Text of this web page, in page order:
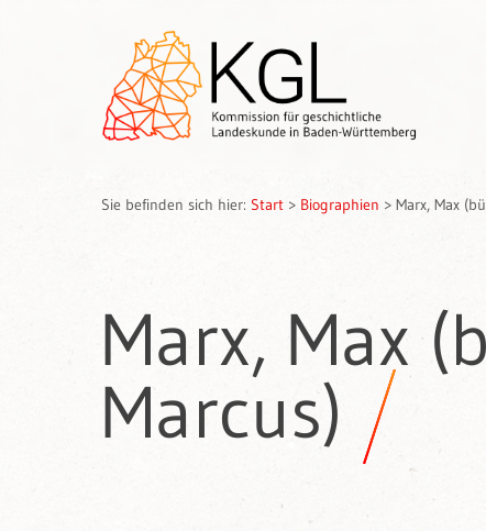
Sie befinden sich hier: Start > Biographien > Marx, Max
Marx, Max
Marcus)